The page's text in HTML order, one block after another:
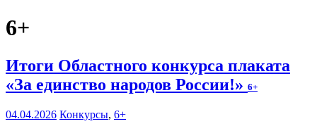
6+
Итоги Областного конкурса плаката
«За единство народов России!» 6+
04.04.2026 Конкурсы, 6+